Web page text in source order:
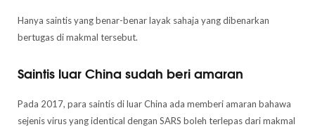
Hanya saintis yang benar-benar layak sahaja yang dibenarkan
bertugas di makmal tersebut.
Saintis luar China sudah beri amaran
Pada 2017, para saintis di luar China ada memberi amaran bahawa
sejenis virus yang identical dengan SARS boleh terlepas dari makmal